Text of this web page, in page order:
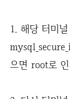
1. 해당 터미
으면 root로